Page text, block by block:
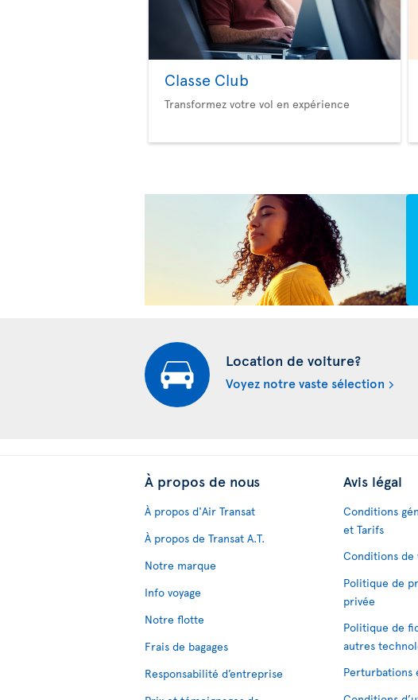
Classe Club
Transformez votre vol en expérience
Location de voiture?
Voyez notre vaste sélection
À propos de nous
À propos d'Air Transat
À propos de Transat A.T.
Notre marque
Info voyage
Notre flotte
Frais de bagages
Responsabilité d’entreprise
Avis légal
Conditions
et Tarifs
Conditions de
Politique de
privée
Politique de
autres
Perturbations